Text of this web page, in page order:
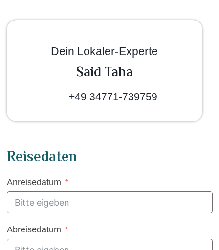
Reisedaten
Anreisedatum
Abreisedatum
Dein Lokaler-Experte
Said Taha
+49 34771-739759